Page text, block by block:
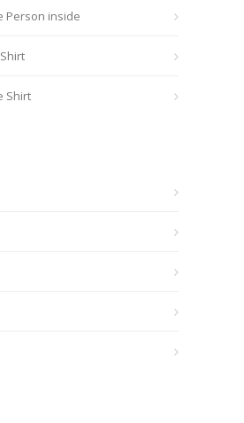
Person inside
Shirt